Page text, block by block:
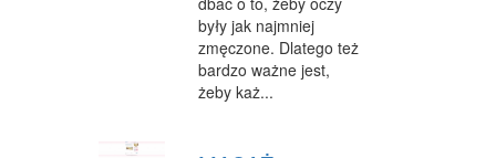
GIMNASTYKA
IMPREZY INTEGRACYJNE
HOBBY
były jak najmniej
zmęczone. Dlatego też
bardzo ważne jest,
żeby każ...